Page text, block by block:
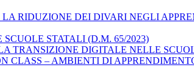
RIDUZIONE DEI DIVARI NEGLI
STATALI (D.M. 65/2023)
TRANSIZIONE DIGITALE NELLE
CLASS – AMBIENTI DI